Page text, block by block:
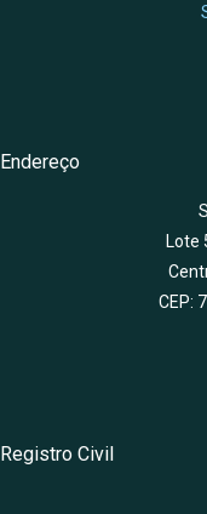
Endereço
Lote
CEP:
Registro Civil